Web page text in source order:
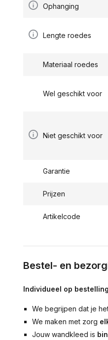
Ophanging
Lengte roedes
Materiaal roedes
Wel geschikt voor
Niet geschikt voor
Garantie
Prijzen
Artikelcode
Bestel- en
Individueel op
We begrijpen dat je
We maken met zorg
Jouw wandkleed is